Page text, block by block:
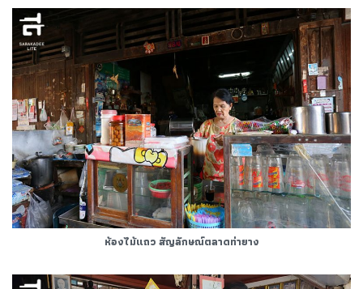
ห้องไม้แถว สัญลักษณ์ตลาดท่ายาง